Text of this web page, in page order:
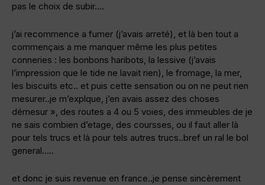
pas le choix de subir….
j’ai recommence a fumer (j’avais arreté), et là ben tout a
commençais a me manquer même les plus petites
conneries : les bonbons haribots, la lessive (j’avais
l’impression que le tide ne lavait rien), le fromage, la mer,
les biscuits etc.. et puis cette sensation ou on ne peut rien
mesurer..je m’explque, j’en avais assez des choses
démesur », des routes a 4 ou 5 voies, des immeubles de je
ne sais combien d’etage, des coursses, ou il faut aller là
pour tels trucs et là pour tels autres trucs..bref un ral le bol
general…..
et donc je suis revenue en france..je pense sincèrement